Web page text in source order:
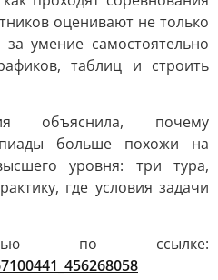
оценивают не только
умение самостоятельно
таблиц и строить
объяснила, почему
больше похожи на
уровня: три тура,
где условия задачи
по ссылке: